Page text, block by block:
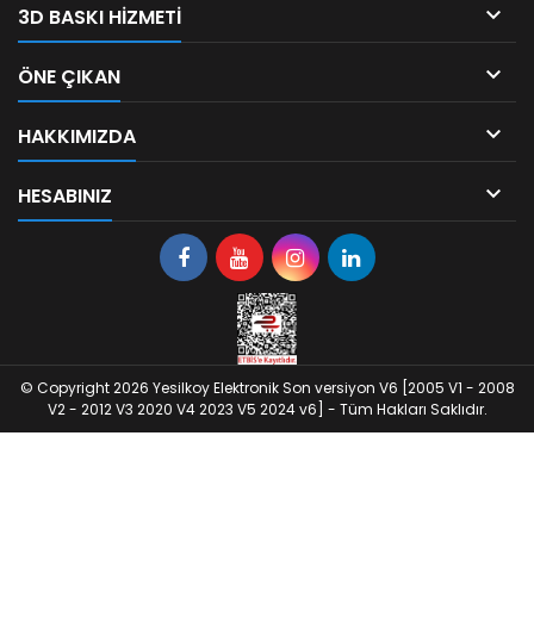
3D BASKI HIZMETI 
ÖNE ÇIKAN 
HAKKIMIZDA 
HESABINIZ 
© Copyright 2026 Yesilkoy Elektronik Son versiyon V6 [2005 V1 - 2008
V2 - 2012 V3 2020 V4 2023 V5 2024 v6] - Tüm Hakları Saklıdır.